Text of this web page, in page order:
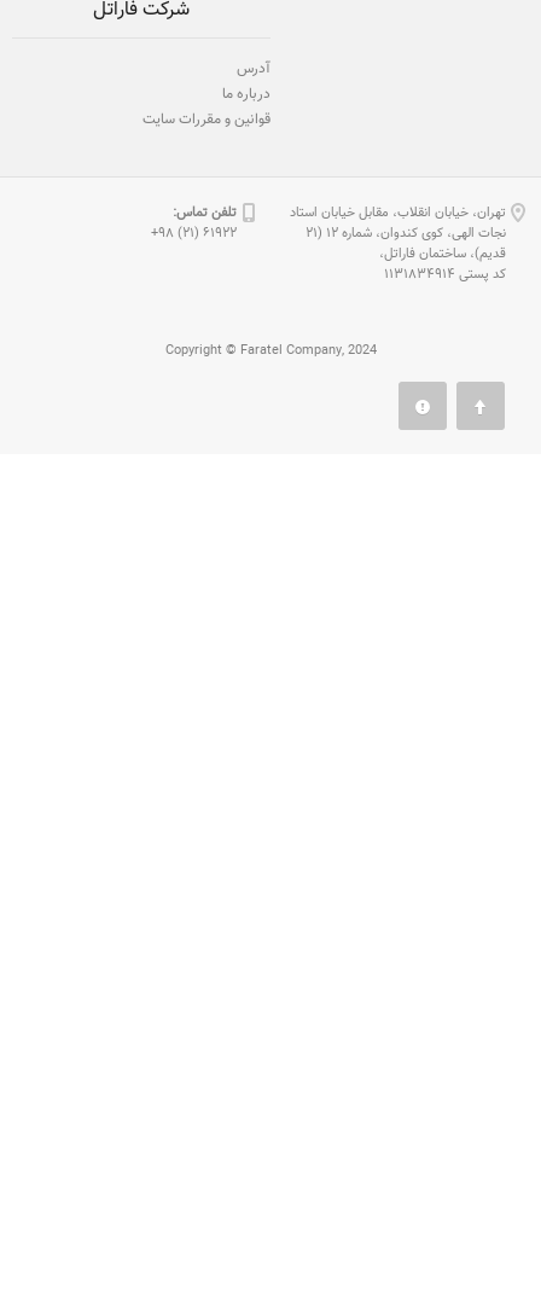
شرکت فاراتل
آدرس
درباره ما
قوانین و مقررات سایت
تلفن تماس:
61922 (21) 98+
تهران، خیابان انقلاب، مقابل خیابان استاد
نجات الهی، كوی كندوان، شماره 12 (21
قدیم)، ساختمان فاراتل،
كد پستی 1131834914
Copyright © Faratel Company, 2024